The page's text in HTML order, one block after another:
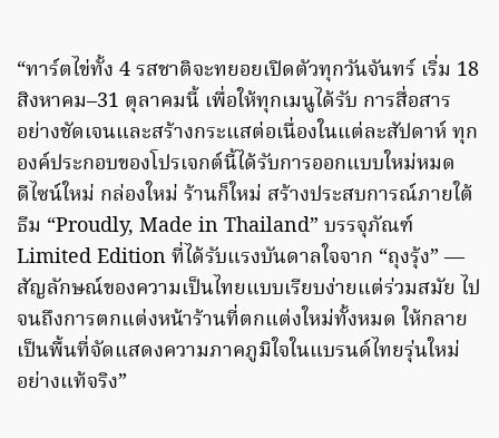
“ทาร์ตไข่ทั้ง 4 รสชาติจะทยอยเปิดตัวทุกวันจันทร์ เริ่ม 18
สิงหาคม–31 ตุลาคมนี้ เพื่อให้ทุกเมนูได้รับ การสื่อสาร
อย่างชัดเจนและสร้างกระแสต่อเนื่องในแต่ละสัปดาห์ ทุก
องค์ประกอบของโปรเจกต์นี้ได้รับการออกแบบใหม่หมด
ดีไซน์ใหม่ กล่องใหม่ ร้านก็ใหม่ สร้างประสบการณ์ภายใต้
ธีม “Proudly, Made in Thailand” บรรจุภัณฑ์
Limited Edition ที่ได้รับแรงบันดาลใจจาก “ถุงรุ้ง” —
สัญลักษณ์ของความเป็นไทยแบบเรียบง่ายแต่ร่วมสมัย ไป
จนถึงการตกแต่งหน้าร้านที่ตกแต่งใหม่ทั้งหมด ให้กลาย
เป็นพื้นที่จัดแสดงความภาคภูมิใจในแบรนด์ไทยรุ่นใหม่
อย่างแท้จริง”